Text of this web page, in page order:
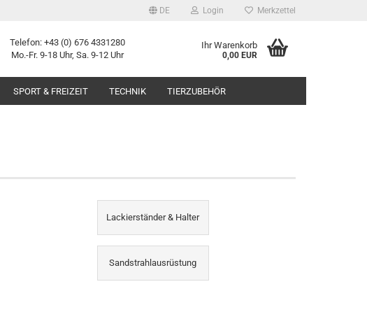
DE Login Merkzettel
Telefon: +43 (0) 676 4331280
Mo.-Fr. 9-18 Uhr, Sa. 9-12 Uhr
Ihr Warenkorb
0,00 EUR
SPORT & FREIZEIT TECHNIK TIERZUBEHÖR
Lackierständer & Halter
Sandstrahlausrüstung